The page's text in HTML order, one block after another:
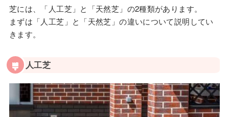
芝には、「人工芝」と「天然芝」の2種類があります。
まずは「人工芝」と「天然芝」の違いについて説明してい
きます。
人工芝